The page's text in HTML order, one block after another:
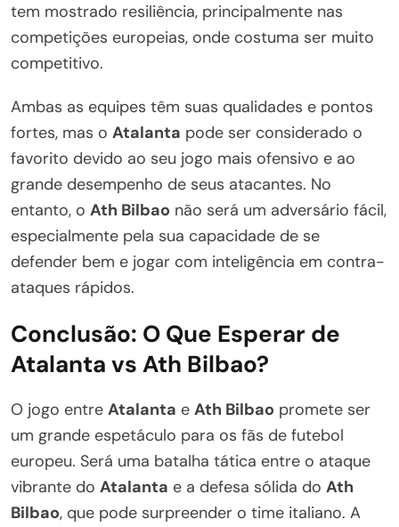
tem mostrado resiliência, principalmente nas
competições europeias, onde costuma ser muito
competitivo.
Ambas as equipes têm suas qualidades e pontos
fortes, mas o Atalanta pode ser considerado o
favorito devido ao seu jogo mais ofensivo e ao
grande desempenho de seus atacantes. No
entanto, o Ath Bilbao não será um adversário fácil,
especialmente pela sua capacidade de se
defender bem e jogar com inteligência em contra-
ataques rápidos.
Conclusão: O Que Esperar de
Atalanta vs Ath Bilbao?
O jogo entre Atalanta e Ath Bilbao promete ser
um grande espetáculo para os fãs de futebol
europeu. Será uma batalha tática entre o ataque
vibrante do Atalanta e a defesa sólida do Ath
Bilbao, que pode surpreender o time italiano. A